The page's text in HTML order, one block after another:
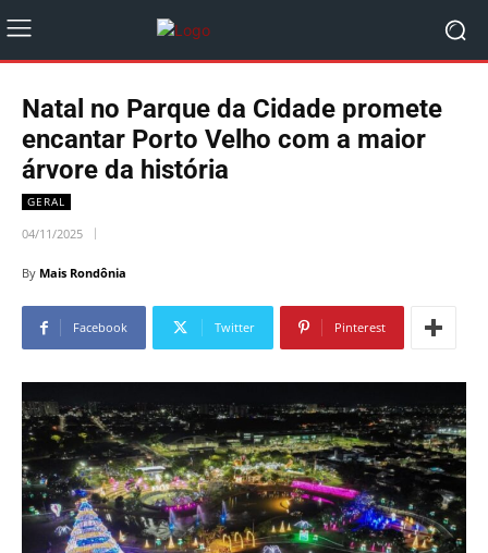
Natal no Parque da Cidade promete
encantar Porto Velho com a maior
árvore da história
GERAL
04/11/2025
By Mais Rondônia
Facebook Twitter Pinterest